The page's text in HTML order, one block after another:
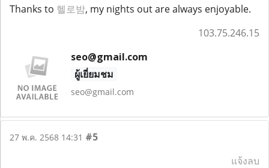
Thanks to 헬로밤, my nights out are always enjoyable.
103.75.246.15
seo@gmail.com
ผู้เยี่ยมชม
seo@gmail.com
27 พ.ค. 2568 14:31 #5
แจ้งลบ